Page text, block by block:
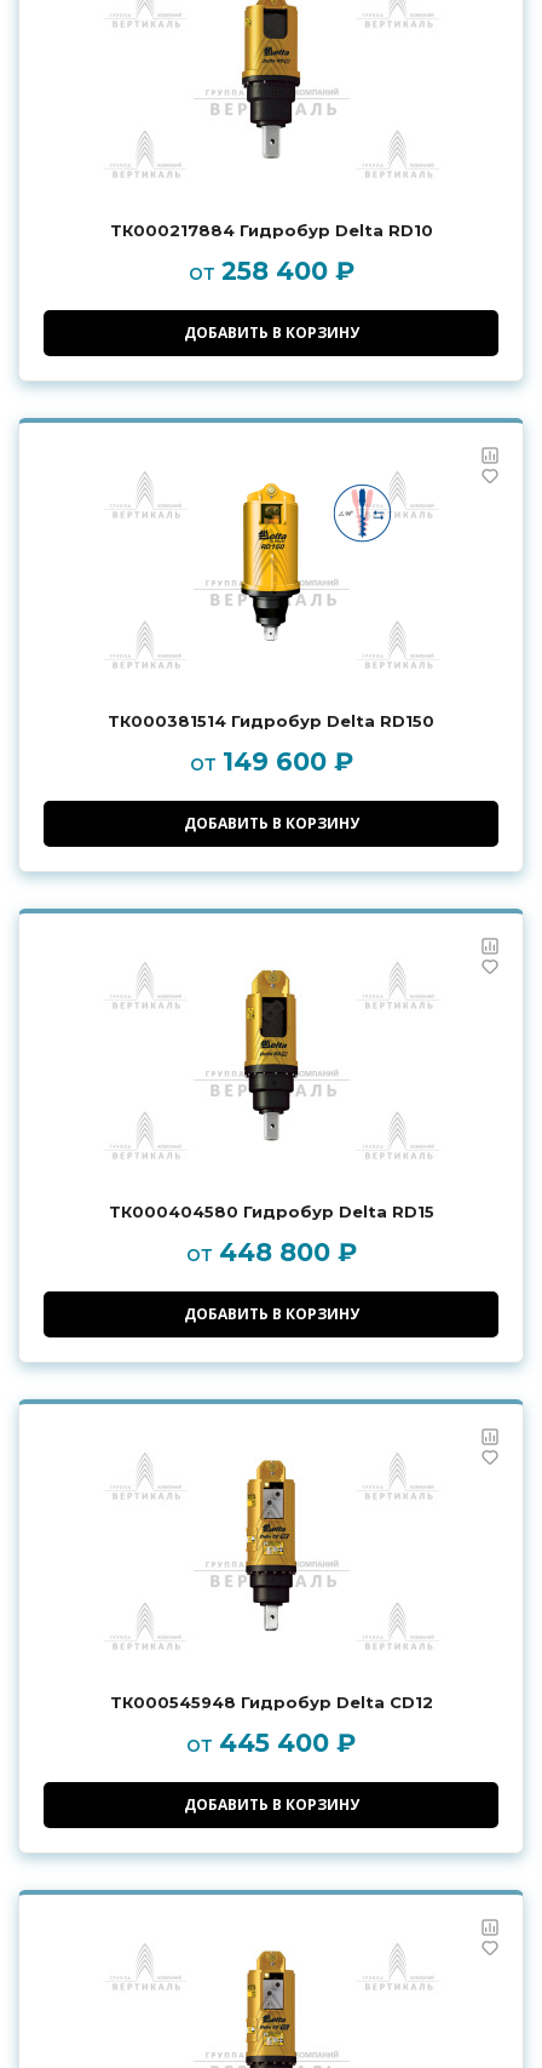
ТК000217884 Гидробур Delta RD10
от 258 400 ₽
ДОБАВИТЬ В КОРЗИНУ
ТК000381514 Гидробур Delta RD150
от 149 600 ₽
ДОБАВИТЬ В КОРЗИНУ
ТК000404580 Гидробур Delta RD15
от 448 800 ₽
ДОБАВИТЬ В КОРЗИНУ
ТК000545948 Гидробур Delta CD12
от 445 400 ₽
ДОБАВИТЬ В КОРЗИНУ